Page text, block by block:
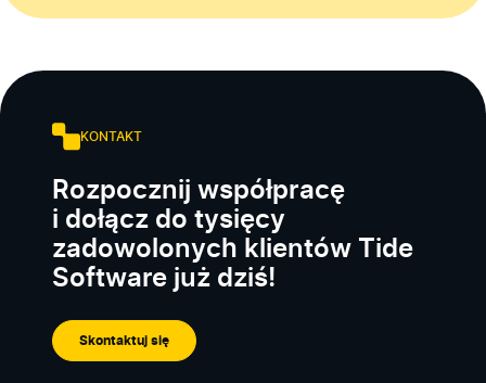
KONTAKT
Rozpocznij współpracę
i dołącz do tysięcy
zadowolonych klientów Tide
Software już dziś!
Skontaktuj się